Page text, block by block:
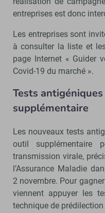
entreprises est donc
Les entreprises sont
à consulter la liste et
page Internet « Guider
Covid-19 du marché ».
Tests
supplémentaire
Les nouveaux tests
outil supplémentaire
transmission virale,
l’Assurance Maladie
2 novembre. Pour
viennent appuyer les
technique de